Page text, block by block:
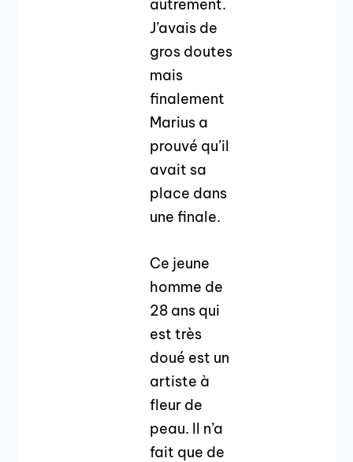
autrement.
J’avais de
gros doutes
mais
finalement
Marius a
prouvé qu’il
avait sa
place dans
une finale.
Ce jeune
homme de
28 ans qui
est très
doué est un
artiste à
fleur de
peau. Il n’a
fait que de